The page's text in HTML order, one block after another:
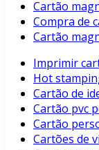
Cartão
Compra de
Cartão
Imprimir
Hot
Cartão de
Cartão pvc
Cartão
Cartões de